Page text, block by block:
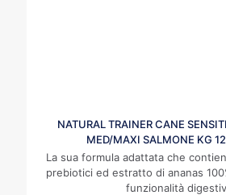
NATURAL TRAINER CANE
MED/MAXI SALMONE KG
La sua formula adattata che
prebiotici ed estratto di ananas
funzionalità